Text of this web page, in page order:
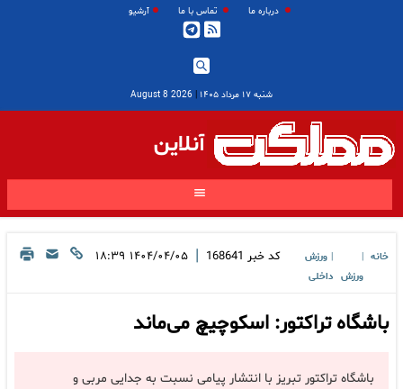
درباره ما تماس با ما آرشیو
شنبه ۱۷ مرداد ۱۴۰۵ |
2026 August 8
آنلاین
خانه
ورزش
ورزش
داخلی
کد خبر 168641
| ۱۴۰۴/۰۴/۰۵ ۱۸:۳۹
باشگاه تراکتور: اسکوچیچ می‌ماند
باشگاه تراکتور تبریز با انتشار پیامی نسبت به جدایی مربی و